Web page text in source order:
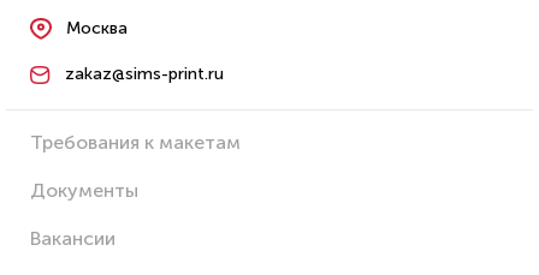
Москва
zakaz@sims-print.ru
Требования к макетам
Документы
Вакансии